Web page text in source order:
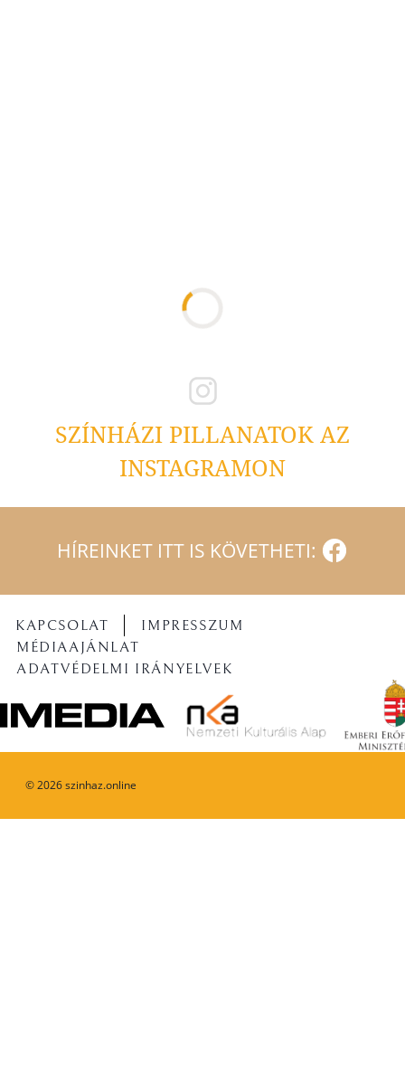
SZÍNHÁZI PILLANATOK AZ
INSTAGRAMON
HÍREINKET ITT IS KÖVETHETI:
©2026szinhaz.online
KAPCSOLAT
IMPRESSZUM
MÉDIAAJÁNLAT
ADATVÉDELMI IRÁNYELVEK